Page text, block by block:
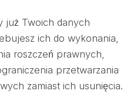
już Twoich danych
ich do wykonania,
roszczeń prawnych,
przetwarzania
zamiast ich usunięcia.